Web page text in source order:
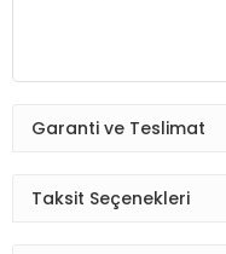
Garanti ve Teslimat
Taksit Seçenekleri